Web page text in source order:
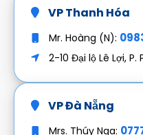
VP Thanh Hóa
Mr. Hoàng (N):
2-10 Đại lộ Lê Lợi,
VP Đà Nẵng
Mrs. Thúy Nga: